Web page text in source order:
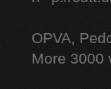
OPVA,
More 3000